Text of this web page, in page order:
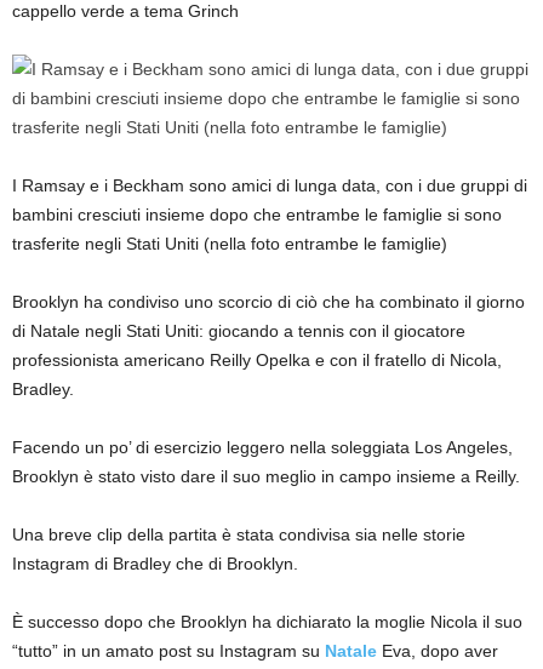
cappello verde a tema Grinch
I Ramsay e i Beckham sono amici di lunga data, con i due gruppi di
bambini cresciuti insieme dopo che entrambe le famiglie si sono
trasferite negli Stati Uniti (nella foto entrambe le famiglie)
Brooklyn ha condiviso uno scorcio di ciò che ha combinato il giorno
di Natale negli Stati Uniti: giocando a tennis con il giocatore
professionista americano Reilly Opelka e con il fratello di Nicola,
Bradley.
Facendo un po’ di esercizio leggero nella soleggiata Los Angeles,
Brooklyn è stato visto dare il suo meglio in campo insieme a Reilly.
Una breve clip della partita è stata condivisa sia nelle storie
Instagram di Bradley che di Brooklyn.
È successo dopo che Brooklyn ha dichiarato la moglie Nicola il suo
“tutto” in un amato post su Instagram su Natale Eva, dopo aver